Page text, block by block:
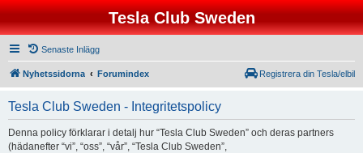
Tesla Club Sweden
Senaste Inlägg
Nyhetssidorna Forumindex Registrera din Tesla/elbil
Tesla Club Sweden - Integritetspolicy
Denna policy förklarar i detalj hur “Tesla Club Sweden” och deras partners
(hädanefter “vi”, “oss”, “vår”, “Tesla Club Sweden”,